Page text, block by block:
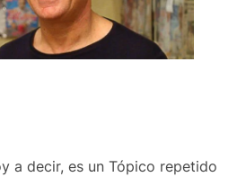
a decir, es un Tópico repetido